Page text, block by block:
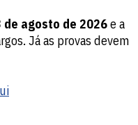
de agosto de 2026e a
Já as provas devem